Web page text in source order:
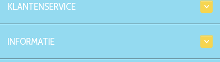
KLANTENSERVICE
INFORMATIE